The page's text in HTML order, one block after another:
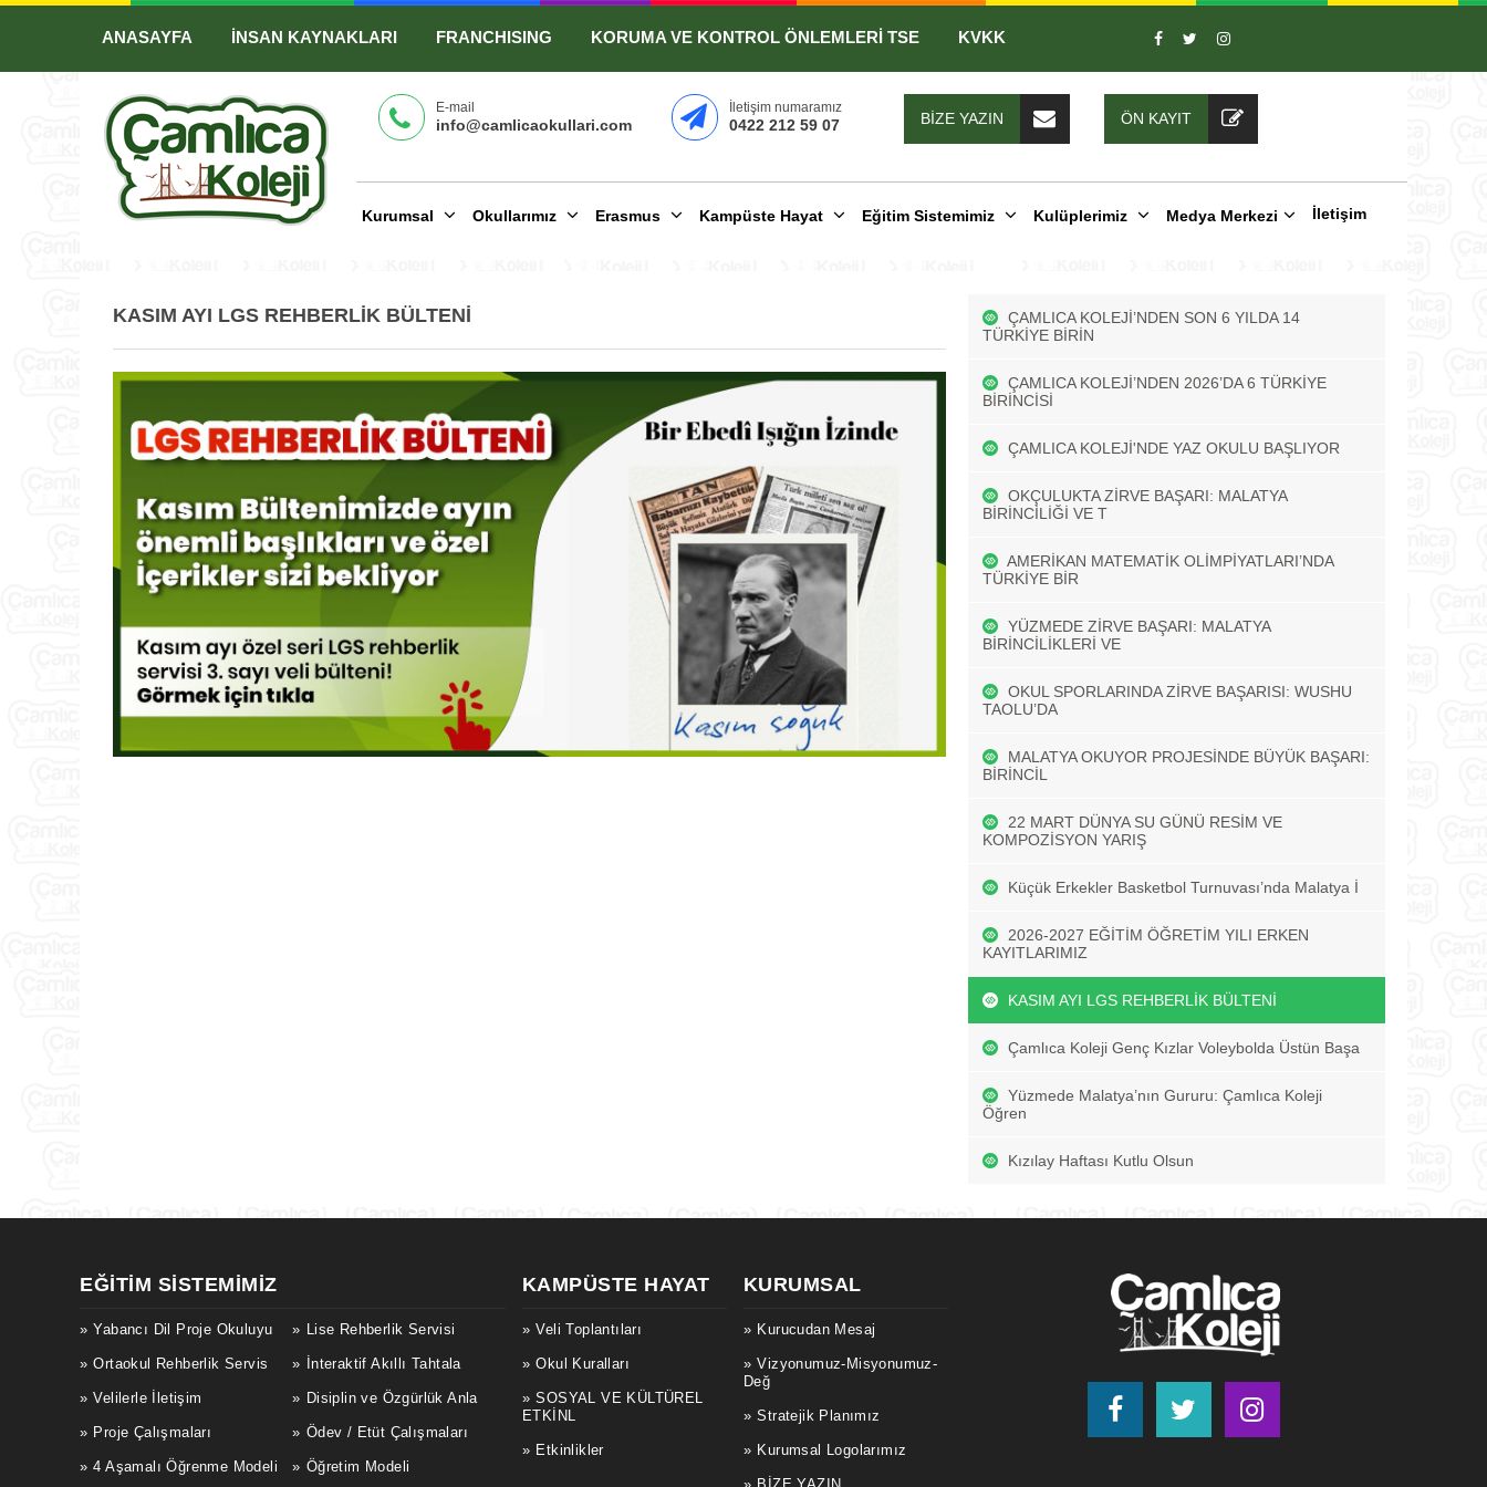
ANASAYFA İNSAN KAYNAKLARI FRANCHISING KORUMA VE KONTROL ÖNLEMLERİ TSE KVKK
E-mail
info@camlicaokullari.com
İletişim numaramız
0422 212 59 07 BİZE YAZIN ÖN KAYIT
Kurumsal Okullarımız Erasmus Kampüste Hayat Eğitim Sistemimiz Kulüplerimiz Medya Merkezi İletişim
KASIM AYI LGS REHBERLİK BÜLTENİ
ÇAMLICA KOLEJİ’NDEN SON 6 YILDA 14
TÜRKİYE BİRİN
ÇAMLICA KOLEJİ’NDEN 2026’DA 6 TÜRKİYE
BİRİNCİSİ
ÇAMLICA KOLEJİ'NDE YAZ OKULU BAŞLIYOR
OKÇULUKTA ZİRVE BAŞARI: MALATYA
BİRİNCİLİĞİ VE T
AMERİKAN MATEMATİK OLİMPİYATLARI’NDA
TÜRKİYE BİR
YÜZMEDE ZİRVE BAŞARI: MALATYA
BİRİNCİLİKLERİ VE
OKUL SPORLARINDA ZİRVE BAŞARISI: WUSHU
TAOLU’DA
MALATYA OKUYOR PROJESİNDE BÜYÜK BAŞARI:
BİRİNCİL
22 MART DÜNYA SU GÜNÜ RESİM VE
KOMPOZİSYON YARIŞ
Küçük Erkekler Basketbol Turnuvası’nda Malatya İ
2026-2027 EĞİTİM ÖĞRETİM YILI ERKEN
KAYITLARIMIZ
KASIM AYI LGS REHBERLİK BÜLTENİ
Çamlıca Koleji Genç Kızlar Voleybolda Üstün Başa
Yüzmede Malatya’nın Gururu: Çamlıca Koleji
Öğren
Kızılay Haftası Kutlu Olsun
EĞITIM SISTEMIMIZ
Yabancı Dil Proje Okuluyu Lise Rehberlik Servisi
Ortaokul Rehberlik Servis İnteraktif Akıllı Tahtala
Velilerle İletişim Disiplin ve Özgürlük Anla
Proje Çalışmaları Ödev / Etüt Çalışmaları
4 Aşamalı Öğrenme Modeli Öğretim Modeli
KAMPÜSTE HAYAT
Veli Toplantıları
Okul Kuralları
SOSYAL VE KÜLTÜREL
ETKİNL
Etkinlikler
KURUMSAL
Kurucudan Mesaj
Vizyonumuz-Misyonumuz-
Değ
Stratejik Planımız
Kurumsal Logolarımız